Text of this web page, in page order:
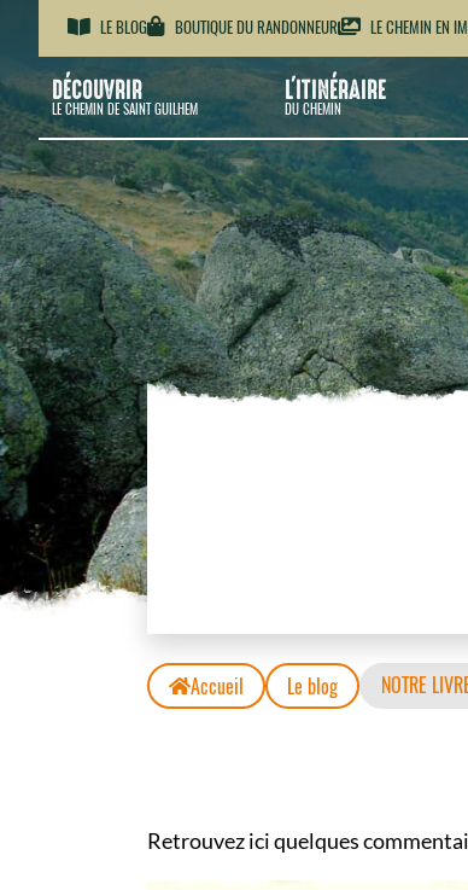
LE BLOG BOUTIQUE DU RANDONNEUR LE CHEMIN EN
DÉCOUVRIR
LE CHEMIN DE SAINT GUILHEM
L'ITINÉRAIRE
DU CHEMIN
Accueil Le blog NOTRE
Retrouvez ici quelques